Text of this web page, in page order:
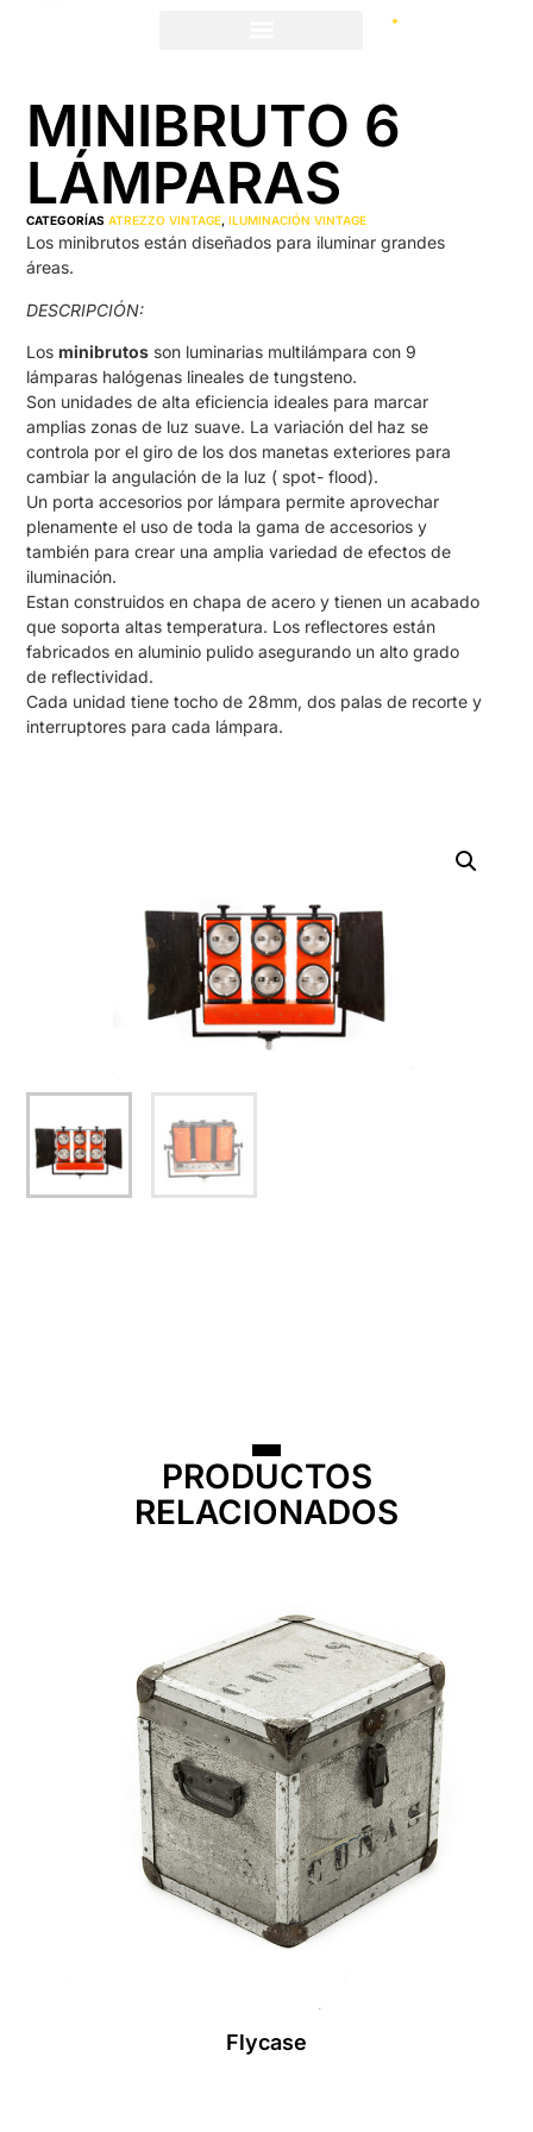
MINIBRUTO 6
LÁMPARAS
CATEGORÍAS ATREZZO VINTAGE,ILUMINACIÓN VINTAGE
Los minibrutos están diseñados para iluminar grandes
áreas.
DESCRIPCIÓN:
Losminibrutos son luminarias multilámpara con 9
lámparas halógenas lineales de tungsteno.
Son unidades de alta eficiencia ideales para marcar
amplias zonas de luz suave. La variación del haz se
controla por el giro de los dos manetas exteriores para
cambiar la angulación de la luz ( spot- flood).
Un porta accesorios por lámpara permite aprovechar
plenamente el uso de toda la gama de accesorios y
también para crear una amplia variedad de efectos de
iluminación.
Estan construidos en chapa de acero y tienen un acabado
que soporta altas temperatura. Los reflectores están
fabricados en aluminio pulido asegurando un alto grado
de reflectividad.
Cada unidad tiene tocho de 28mm, dos palas de recorte y
interruptores para cada lámpara.
PRODUCTOS
RELACIONADOS
Flycase